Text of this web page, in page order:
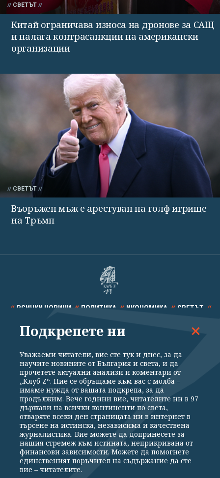
СВЕТЪТ
Китай ограничава износа на дронове за САЩ
и налага контрасанкции на американски
организации
СВЕТЪТ
Въоръжен мъж е арестуван на голф игрище
на Тръмп
ВСИЧКИ НОВИНИ ПОЛИТИКА ИКОНОМИКА СВЕТЪТ
СПОРТ КУЛТУРА ТЕХНОЛОГИИ КАЛЕЙДОСКОП
Общи условия
Политика за поверителност
Реклама
Партньори Контакти
За Клуб Z
Екип
Подкрепете ни
Издател на www.clubz.bg е „Клуб Зебра Медия“ ЕООД, София, ул. "Алеко
Константинов" 3. Всички права запазени 2026 „Клуб Зебра Медия“
Подкрепете ни
Уважаеми читатели, вие сте тук и днес, за да
научите новините от България и света, и да
прочетете актуални анализи и коментари от
„Клуб Z“. Ние се обръщаме към вас с молба –
имаме нужда от вашата подкрепа, за да
продължим. Вече години вие, читателите ни в 97
държави на всички континенти по света,
отваряте всеки ден страницата ни в интернет в
търсене на истинска, независима и качествена
журналистика. Вие можете да допринесете за
нашия стремеж към истината, неприкривана от
финансови зависимости. Можете да помогнете
единственият поръчител на съдържание да сте
вие – читателите.